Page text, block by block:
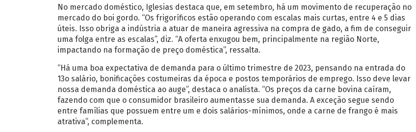
No mercado doméstico, Iglesias destaca que, em setembro, há um movimento de recuperação no
mercado do boi gordo. “Os frigoríficos estão operando com escalas mais curtas, entre 4 e 5 dias
úteis. Isso obriga a indústria a atuar de maneira agressiva na compra de gado, a fim de conseguir
uma folga entre as escalas”, diz. “A oferta enxugou bem, principalmente na região Norte,
impactando na formação de preço doméstica”, ressalta.
“Há uma boa expectativa de demanda para o último trimestre de 2023, pensando na entrada do
13o salário, bonificações costumeiras da época e postos temporários de emprego. Isso deve levar
nossa demanda doméstica ao auge”, destaca o analista. “Os preços da carne bovina caíram,
fazendo com que o consumidor brasileiro aumentasse sua demanda. A exceção segue sendo
entre famílias que possuem entre um e dois salários-mínimos, onde a carne de frango é mais
atrativa”, complementa.